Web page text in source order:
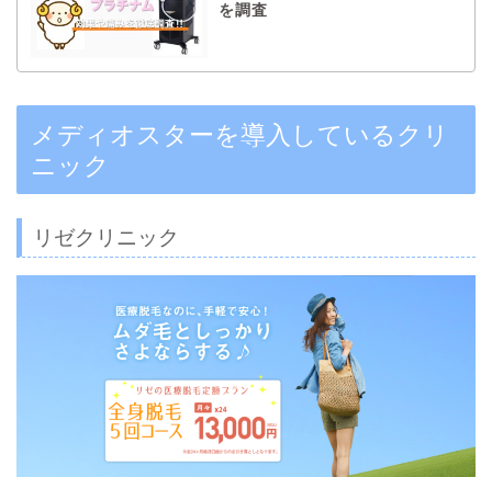
を調査
メディオスターを導入しているクリ
ニック
リゼクリニック